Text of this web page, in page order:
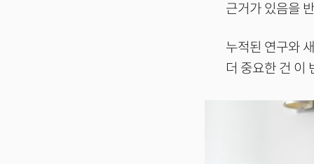
근거가 있음을
누적된 연구와
더 중요한 건 이